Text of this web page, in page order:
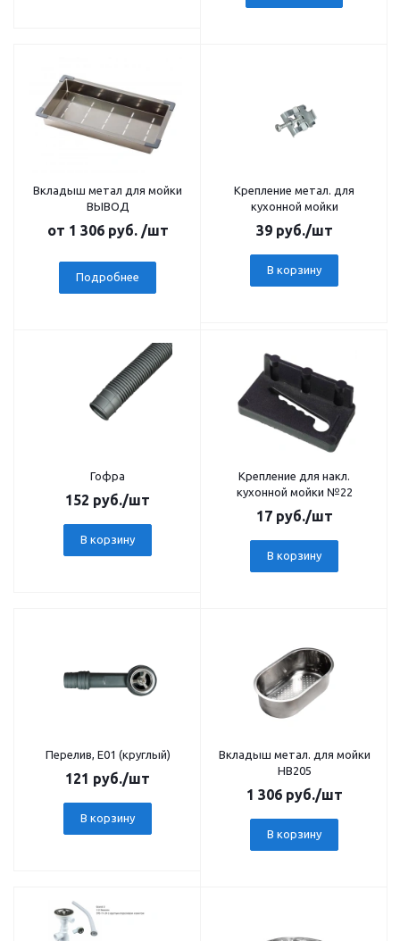
Вкладыш метал для мойки
ВЫВОД
от 1 306 руб. /шт
Подробнее
Крепление метал. для
кухонной мойки
39руб./шт
В корзину
Гофра
152 руб./шт
В корзину
Крепление для накл.
кухонной мойки №22
17руб./шт
В корзину
Перелив, E01 (круглый)
121 руб./шт
В корзину
Вкладыш метал. для мойки
HB205
1 306руб./шт
В корзину